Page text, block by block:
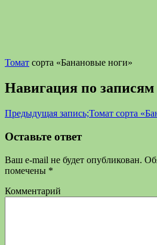
Томат сорта «Банановые ноги»
Навигация по записям
Предыдущая запись;Томат сорта
Оставьте ответ
Ваш e-mail не будет опубликован.
помечены *
Комментарий